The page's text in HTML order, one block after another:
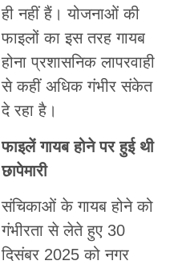
ही नहीं हैं। योजनाओं की
फाइलों का इस तरह गायब
होना प्रशासनिक लापरवाही
से कहीं अधिक गंभीर संकेत
दे रहा है।
फाइलें गायब होने पर हुई थी
छापेमारी
संचिकाओं के गायब होने को
गंभीरता से लेते हुए 30
दिसंबर 2025 को नगर